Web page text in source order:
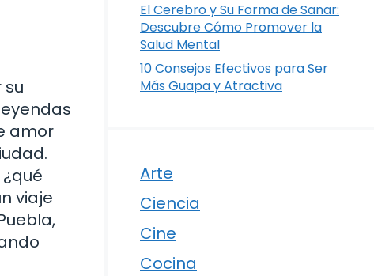
amor
viaje
El Cerebro y Su Forma de Sanar:
Descubre Cómo Promover la
Salud Mental
10 Consejos Efectivos para Ser
Más Guapa y Atractiva
Arte
Ciencia
Cine
Cocina